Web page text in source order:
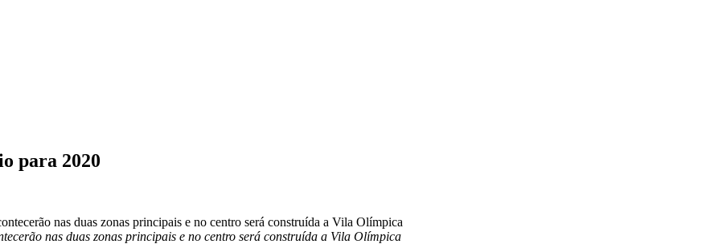
para 2020
nas duas zonas principais e no centro será construída a Vila Olímpica